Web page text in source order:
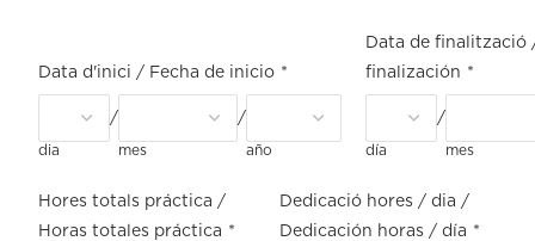
Data d'inici / Fecha de inicio *
dia
/
mes
/
año
Data de finalització
finalización *
día
/
mes
Hores totals práctica /
Horas totales práctica *
Dedicació hores / dia /
Dedicación horas / día *